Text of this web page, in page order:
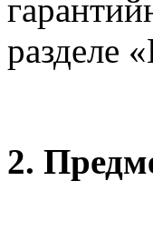
разделе
2.